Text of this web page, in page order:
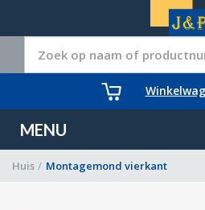
MENU
Huis / Montagemond vierkant